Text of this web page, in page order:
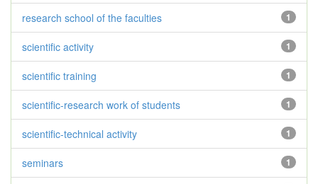
1
research school of the faculties
1
scientific activity
1
scientific training
1
scientific-research work of students
1
scientific-technical activity
1
seminars